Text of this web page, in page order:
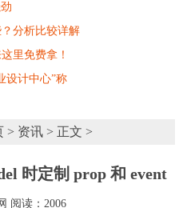
分析比较详解
里免费拿！
设计中心”称
> 资讯 > 正文 >
时定制 prop 和 event
阅读：2006